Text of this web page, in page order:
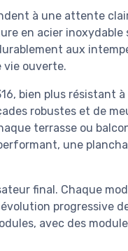
à une attente
en acier
aux
vie ouverte.
bien plus résistant à
robustes et de
terrasse ou
une
final. Chaque
progressive
avec des